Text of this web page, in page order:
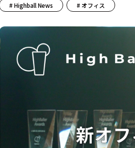
Highball News オフィス